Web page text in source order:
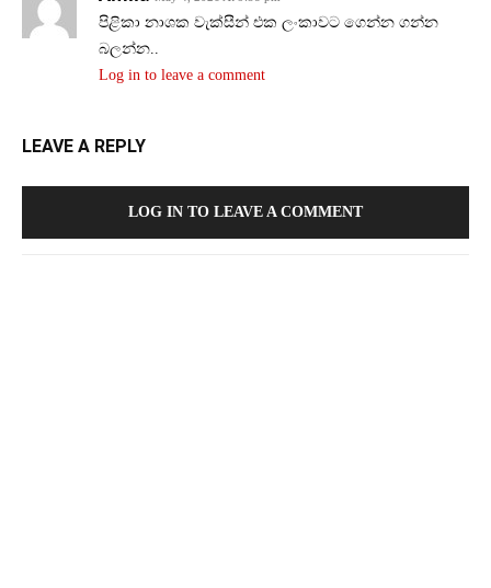
පිළිකා නාශක වැක්සීන් එක ලංකාවට ගෙන්න ගන්න
බලන්න..
Log in to leave a comment
LEAVE A REPLY
LOG IN TO LEAVE A COMMENT